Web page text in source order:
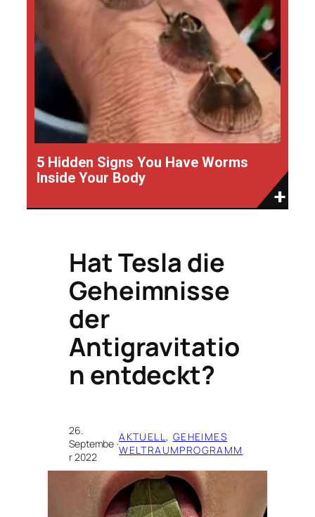
5 Hidden Signs You Have Worms
Inside Your Body
Hat Tesla die
Geheimnisse
der
Antigravitatio
n entdeckt?
26.
Septembe
r 2022
·AKTUELL, GEHEIMES
WELTRAUMPROGRAMM